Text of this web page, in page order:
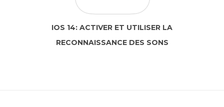
IOS 14: ACTIVER ET UTILISER LA
RECONNAISSANCE DES SONS